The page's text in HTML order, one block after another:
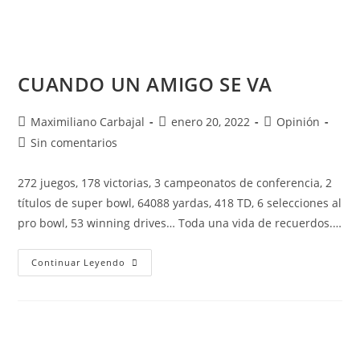
CUANDO UN AMIGO SE VA
Maximiliano Carbajal enero 20, 2022
Opinión
Sin comentarios
272 juegos, 178 victorias, 3 campeonatos de conferencia, 2
títulos de super bowl, 64088 yardas, 418 TD, 6 selecciones al
pro bowl, 53 winning drives… Toda una vida de recuerdos.…
Continuar Leyendo